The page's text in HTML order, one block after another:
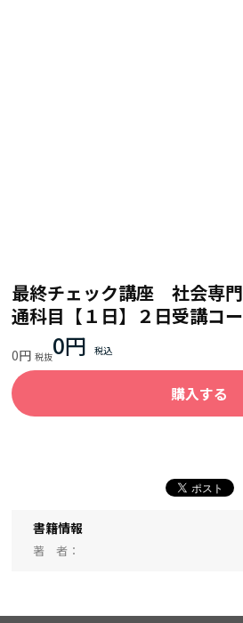
最終チェック講座 社会専
通科目【１日】２日受講コ
0円 0円
購入する
書籍情報
著 者